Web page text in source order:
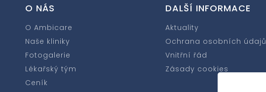
O NÁS
O Ambicare
Naše kliniky
Fotogalerie
Lékařský tým
Ceník
DALŠÍ INFORMACE
Aktuality
Ochrana osobních údajů
Vnitřní řád
Zásady cookies